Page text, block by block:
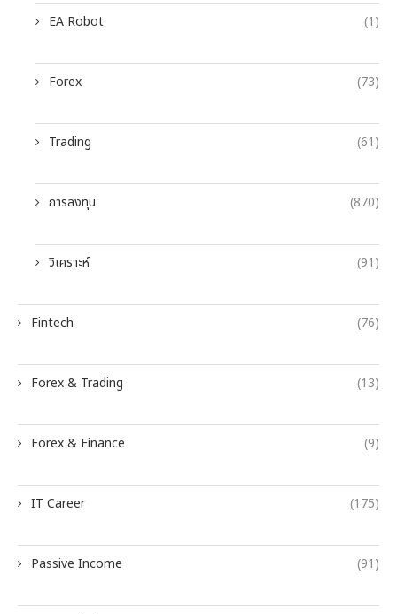
EA Robot (1)
Forex (73)
Trading (61)
การลงทุน (870)
วิเคราะห์ (91)
Fintech (76)
Forex & Trading (13)
Forex & Finance (9)
IT Career (175)
Passive Income (91)